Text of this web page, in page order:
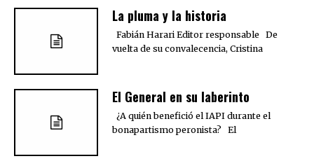
La pluma y la historia
Fabián Harari Editor responsable De
vuelta de su convalecencia, Cristina
El General en su laberinto
¿A quién benefició el IAPI durante el
bonapartismo peronista? El